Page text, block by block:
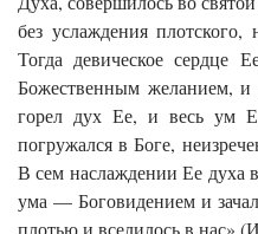
без услаждения плотского,
Тогда девическое сердце
Божественным желанием,
горел дух Ее, и весь ум
погружался в Боге,
В сем наслаждении Ее духа
ума — Боговидением и
плотью и вселилось в нас»